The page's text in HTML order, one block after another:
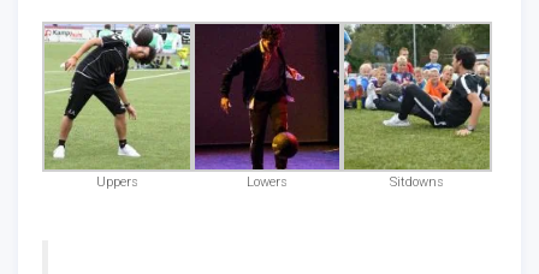
Uppers Lowers Sitdowns